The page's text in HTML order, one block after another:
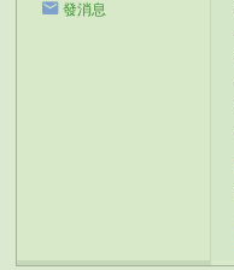
發消息